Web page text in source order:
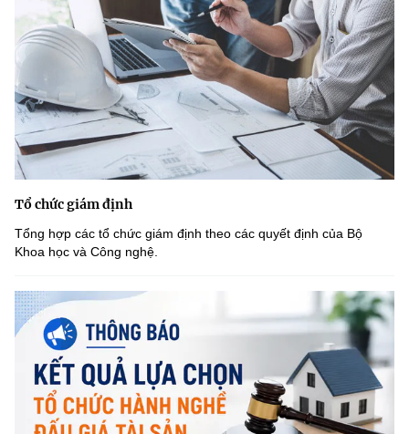
Tổ chức giám định
Tổng hợp các tổ chức giám định theo các quyết định của Bộ
Khoa học và Công nghệ.